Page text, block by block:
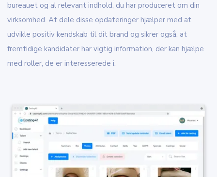
bureauet og al relevant indhold, du har produceret om din
virksomhed. At dele disse opdateringer hjælper med at
udvikle positiv kendskab til dit brand og sikrer også, at
fremtidige kandidater har vigtig information, der kan hjælpe
med roller, de er interesserede i.